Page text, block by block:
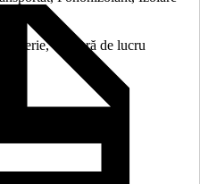
Cameră de lucru